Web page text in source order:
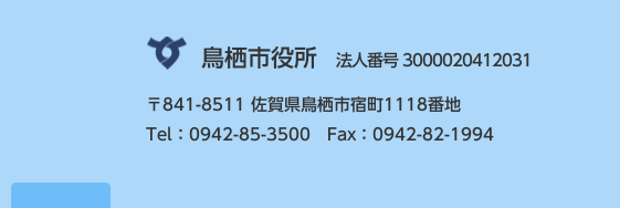
鳥栖市役所 法人番号 3000020412031
〒841-8511 佐賀県鳥栖市宿町1118番地
Tel：0942-85-3500 Fax：0942-82-1994